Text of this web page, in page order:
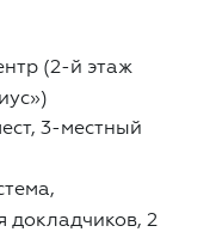
(2-й этаж
3-местный
докладчиков, 2